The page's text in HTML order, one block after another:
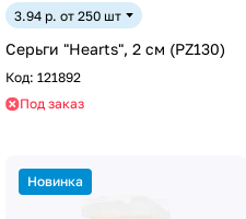
3.94 р. от 250 шт
Серьги "Hearts", 2 см (PZ130)
Код: 121892
Под заказ
Новинка